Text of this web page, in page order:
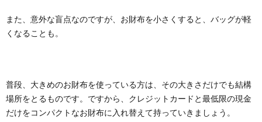
また、意外な盲点なのですが、お財布を小さくすると、バッグが軽
くなることも。
普段、大きめのお財布を使っている方は、その大きさだけでも結構
場所をとるものです。ですから、クレジットカードと最低限の現金
だけをコンパクトなお財布に入れ替えて持っていきましょう。